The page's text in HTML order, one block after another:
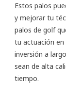
Estos palos
y mejorar tu
palos de golf
tu actuación en
inversión a
sean de alta
tiempo.